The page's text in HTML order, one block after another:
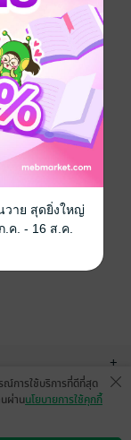
+
ณ์การใช้บริการที่ดีที่สุด
ผ่านนโยบายการใช้คุกกี้
วาย สุดยิ่งใหญ่
ค. - 16 ส.ค.